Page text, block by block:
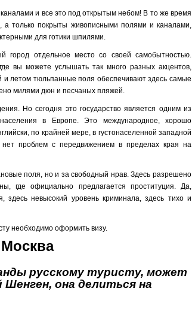
и все это под открытым небом! В то же время
а только покрыты живописными полями и каналами,
для готики шпилями.
отдельное место со своей самобытностью.
вы можете услышать так много разных акцентов,
и летом тюльпанные поля обеспечивают здесь самые
милями дюн и песчаных пляжей.
Но сегодня это государство является одним из
в Европе. Это международное, хорошо
по крайней мере, в густонаселенной западной
проблем с передвижением в пределах края на
поля, но и за свободный нрав. Здесь разрешено
где официально предлагается проституция. Да,
невысокий уровень криминала, здесь тихо и
необходимо оформить визу.
русскому туристу, может
она делиться на